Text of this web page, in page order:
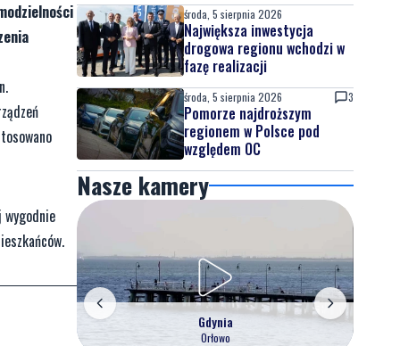
wygodnie
środa, 5 sierpnia 2026
Największa inwestycja
drogowa regionu wchodzi w
fazę realizacji
środa, 5 sierpnia 2026 3
Pomorze najdroższym
regionem w Polsce pod
względem OC
Nasze kamery
Gdynia
Orłowo